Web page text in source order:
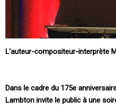
L’auteur-compositeur-interprète
Dans le cadre du 175e
Lambton invite le public à une